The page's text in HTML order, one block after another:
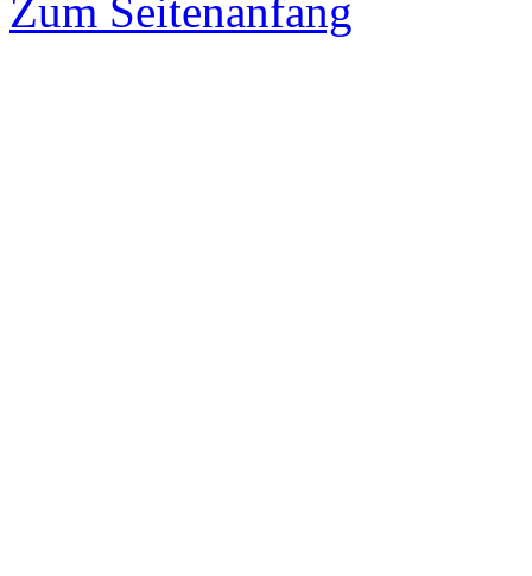
Zum Seitenanfang